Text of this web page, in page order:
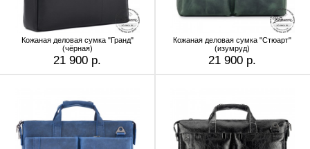
Кожаная деловая сумка "Гранд"
(чёрная)
21 900 р.
Кожаная деловая сумка "Стюарт"
(изумруд)
21 900 р.